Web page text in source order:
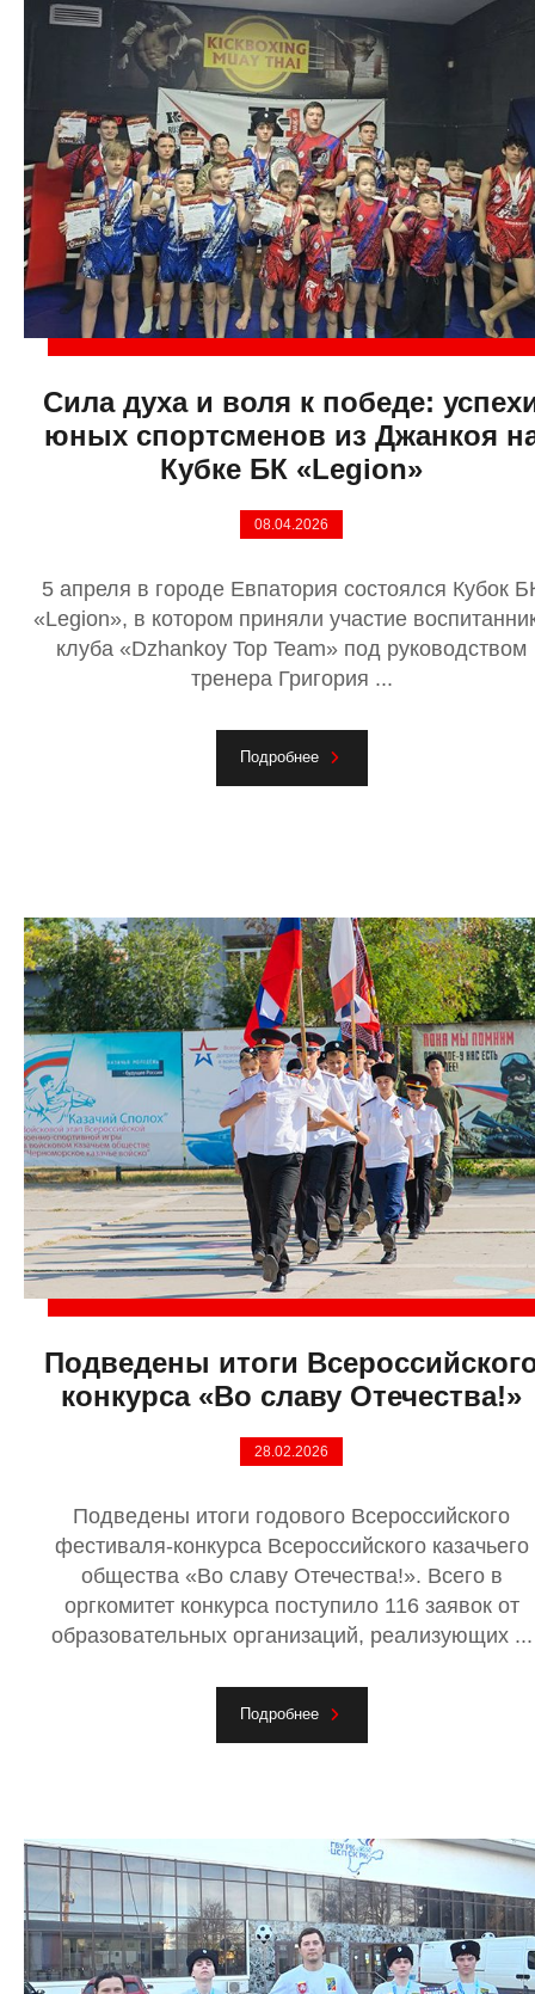
Сила духа и воля к победе:
юных спортсменов из Джанкоя
Кубке БК «Legion»
08.04.2026
5 апреля в городе Евпатория состоялся Кубок
«Legion», в котором приняли участие
клуба «Dzhankoy Top Team» под руководством
тренера Григория ...
Подробнее
Подведены итоги
конкурса «Во славу Отечества!»
28.02.2026
Подведены итоги годового Всероссийского
фестиваля-конкурса Всероссийского казачьего
общества «Во славу Отечества!». Всего в
оргкомитет конкурса поступило 116 заявок от
образовательных организаций, реализующих ...
Подробнее